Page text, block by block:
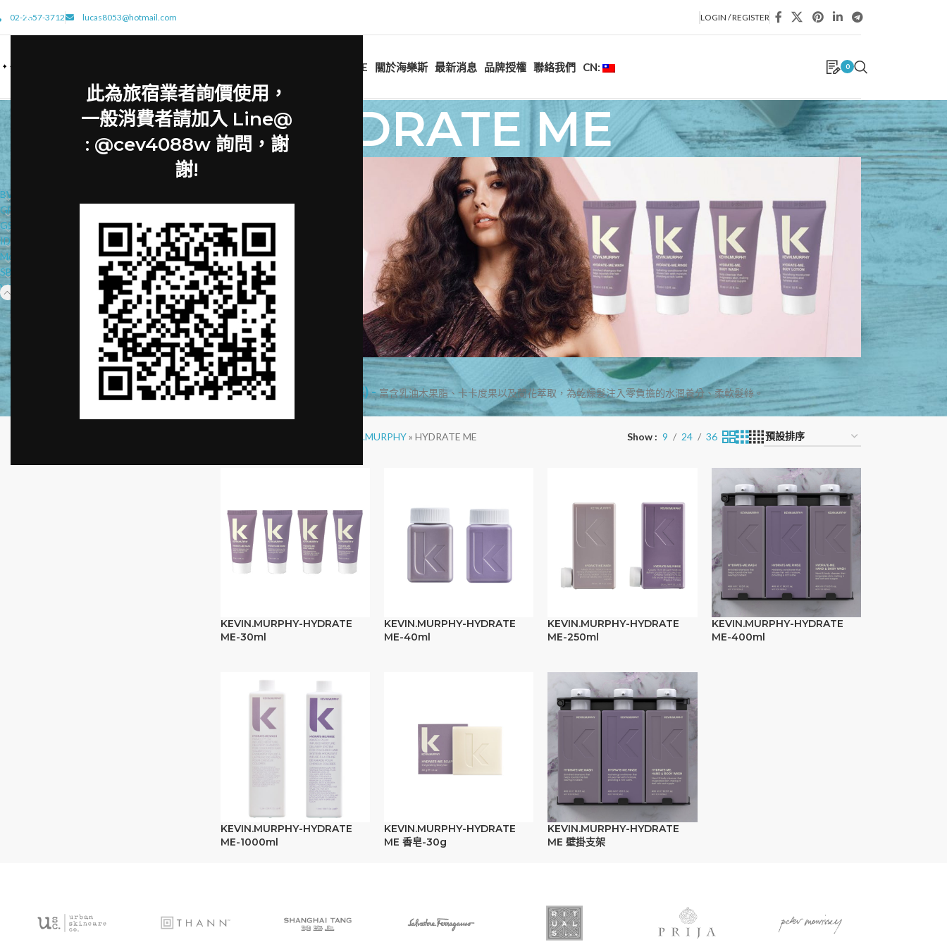
此為旅宿業者詢價使用，
一般消費者請加入 Line@
: @cev4088w 詢問，謝
謝!
02-2657-3712 lucas8053@hotmail.com LOGIN / REGISTER
HOME 關於海樂斯 最新消息 品牌授權 聯絡我們 CN: 0
HYDRATE ME
BVLGARI
GFL
GS
IDEA
Molton Brown
SBL
VANITY GROUP
HYDRATE ME (天降甘霖) - 富含乳油木果脂、卡卡度果以及蘭花萃取，為乾燥髮注入零負擔的水潤養分、柔軟髮絲。
KEVIN.MURPHY» HYDRATE ME Show 9 24 36
KEVIN.MURPHY-HYDRATE
ME-30ml
KEVIN.MURPHY-HYDRATE
ME-40ml
KEVIN.MURPHY-HYDRATE
ME-250ml
KEVIN.MURPHY-HYDRATE
ME-400ml
KEVIN.MURPHY-HYDRATE
ME-1000ml
KEVIN.MURPHY-HYDRATE
ME 香皂-30g
KEVIN.MURPHY-HYDRATE
ME 壁掛支架